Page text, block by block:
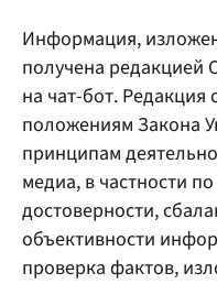
Информация,
получена редакцией
на чат-бот. Редакция
положениям Закона
принципам
медиа, в частности
достоверности,
объективности
проверка фактов,